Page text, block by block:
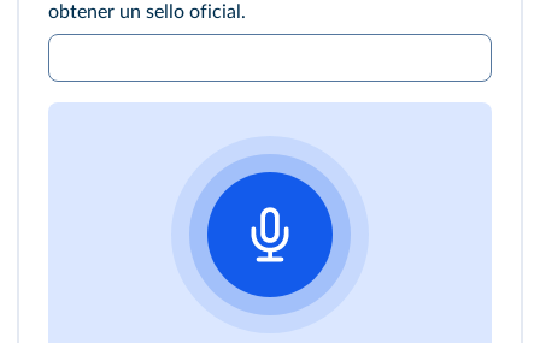
obtener un sello oficial.